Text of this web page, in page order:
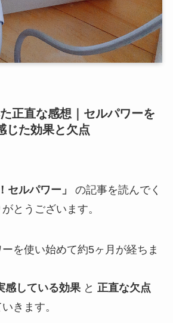
正直な感想｜セルパワーを
じた効果と欠点
セルパワー」
の記事を読んでく
とうございます。
を使い始めて約5ヶ月が経ちま
感している効果と 正直な欠点
きます。